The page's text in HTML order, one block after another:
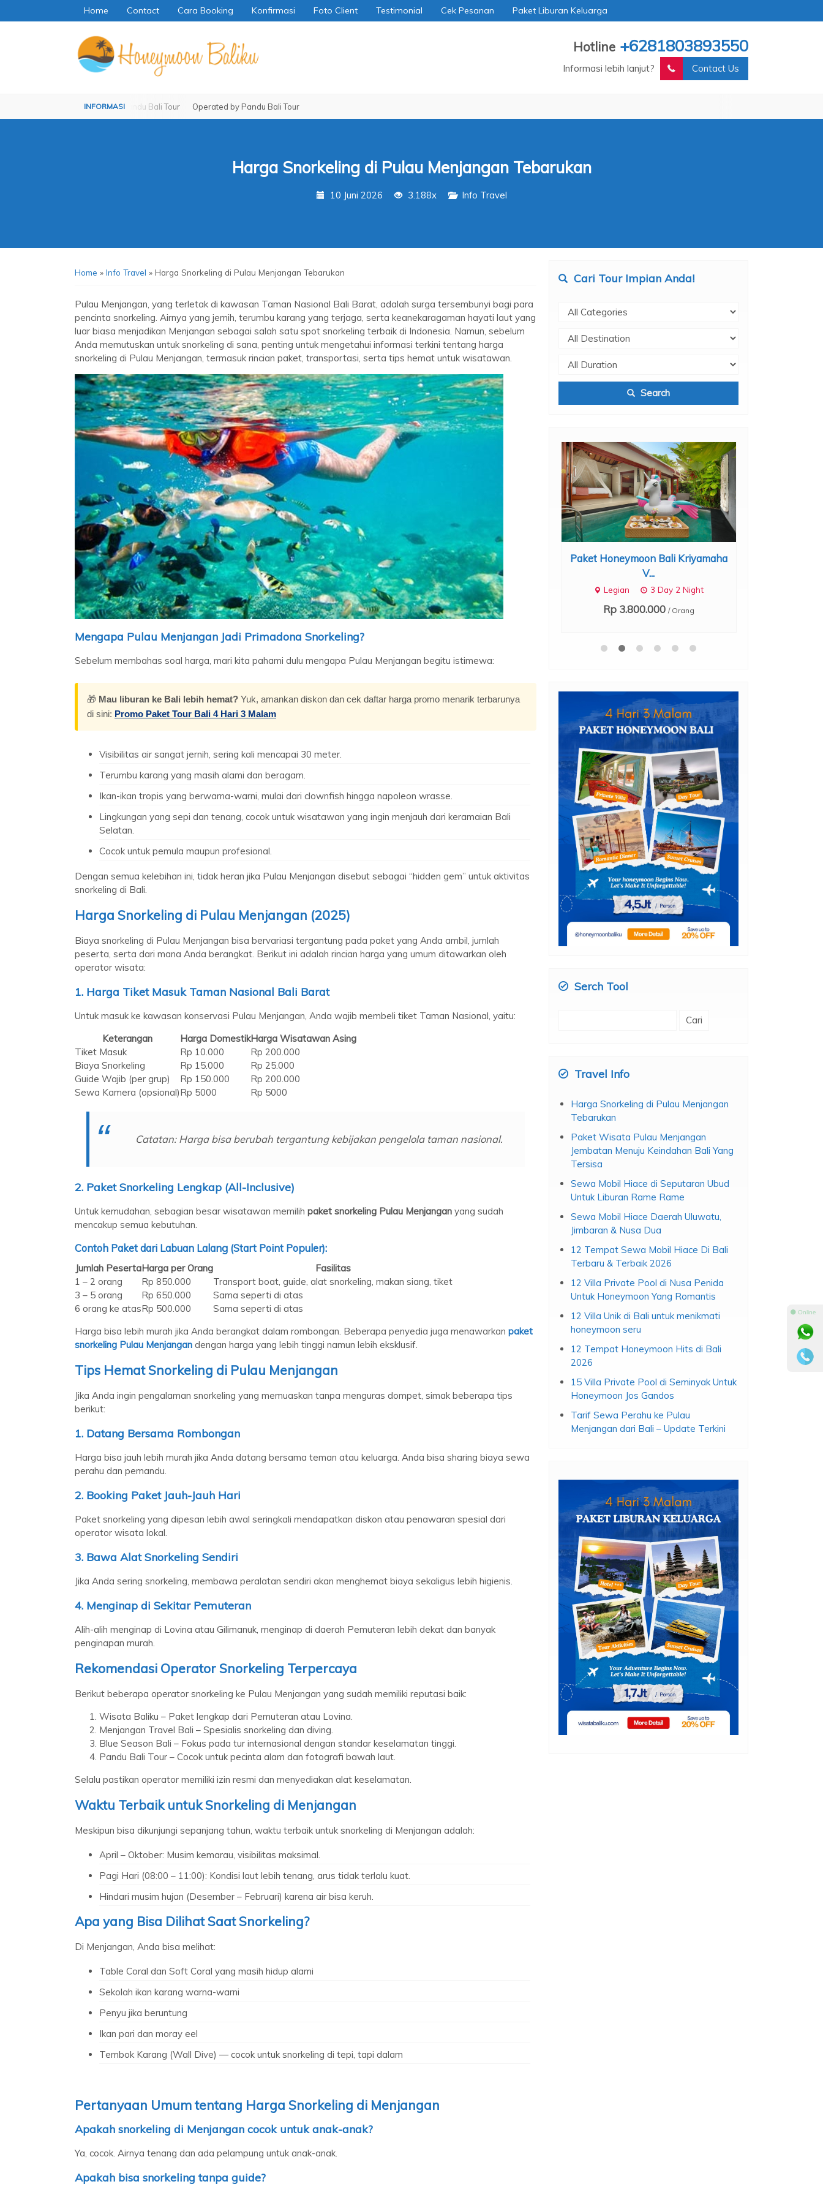
Home Contact Cara Booking Konfirmasi Foto Client Testimonial Cek Pesanan Paket Liburan Keluarga
Hotline +6281803893550
Informasi lebih lanjut? Contact Us
Operated by Pandu Bali Tour Operated by Pandu Bali Tour
Harga Snorkeling di Pulau Menjangan Tebarukan
10 Juni 2026 3.188x Info Travel
Home » Info Travel » Harga Snorkeling di Pulau Menjangan Tebarukan
Pulau Menjangan, yang terletak di kawasan Taman Nasional Bali Barat, adalah surga tersembunyi bagi para
pencinta snorkeling. Airnya yang jernih, terumbu karang yang terjaga, serta keanekaragaman hayati laut yang
luar biasa menjadikan Menjangan sebagai salah satu spot snorkeling terbaik di Indonesia. Namun, sebelum
Anda memutuskan untuk snorkeling di sana, penting untuk mengetahui informasi terkini tentang harga
snorkeling di Pulau Menjangan, termasuk rincian paket, transportasi, serta tips hemat untuk wisatawan.
Mengapa Pulau Menjangan Jadi Primadona Snorkeling?
Sebelum membahas soal harga, mari kita pahami dulu mengapa Pulau Menjangan begitu istimewa:
🎁 Mau liburan ke Bali lebih hemat? Yuk, amankan diskon dan cek daftar harga promo menarik terbarunya
di sini: Promo Paket Tour Bali 4 Hari 3 Malam
Visibilitas air sangat jernih, sering kali mencapai 30 meter.
Terumbu karang yang masih alami dan beragam.
Ikan-ikan tropis yang berwarna-warni, mulai dari clownfish hingga napoleon wrasse.
Lingkungan yang sepi dan tenang, cocok untuk wisatawan yang ingin menjauh dari keramaian Bali
Selatan.
Cocok untuk pemula maupun profesional.
Dengan semua kelebihan ini, tidak heran jika Pulau Menjangan disebut sebagai “hidden gem” untuk aktivitas
snorkeling di Bali.
Harga Snorkeling di Pulau Menjangan (2025)
Biaya snorkeling di Pulau Menjangan bisa bervariasi tergantung pada paket yang Anda ambil, jumlah
peserta, serta dari mana Anda berangkat. Berikut ini adalah rincian harga yang umum ditawarkan oleh
operator wisata:
1. Harga Tiket Masuk Taman Nasional Bali Barat
Untuk masuk ke kawasan konservasi Pulau Menjangan, Anda wajib membeli tiket Taman Nasional, yaitu:
Keterangan
Harga DomestikHarga Wisatawan Asing
Tiket Masuk
Rp 10.000
Rp 200.000
Biaya Snorkeling
Rp 15.000
Rp 25.000
Guide Wajib (per grup)
Rp 150.000
Rp 200.000
Sewa Kamera (opsional)Rp 5000 Rp 5000
Catatan: Harga bisa berubah tergantung kebijakan pengelola taman nasional.
2. Paket Snorkeling Lengkap (All-Inclusive)
Untuk kemudahan, sebagian besar wisatawan memilih paket snorkeling Pulau Menjangan yang sudah
mencakup semua kebutuhan.
Contoh Paket dari Labuan Lalang (Start Point Populer):
Jumlah PesertaHarga per Orang
Fasilitas
1 – 2 orang
Rp 850.000
Transport boat, guide, alat snorkeling, makan siang, tiket
3 – 5 orang
Rp 650.000
Sama seperti di atas
6 orang ke atasRp 500.000
Sama seperti di atas
Harga bisa lebih murah jika Anda berangkat dalam rombongan. Beberapa penyedia juga menawarkan paket
snorkeling Pulau Menjangan dengan harga yang lebih tinggi namun lebih eksklusif.
Tips Hemat Snorkeling di Pulau Menjangan
Jika Anda ingin pengalaman snorkeling yang memuaskan tanpa menguras dompet, simak beberapa tips
berikut:
1. Datang Bersama Rombongan
Harga bisa jauh lebih murah jika Anda datang bersama teman atau keluarga. Anda bisa sharing biaya sewa
perahu dan pemandu.
2. Booking Paket Jauh-Jauh Hari
Paket snorkeling yang dipesan lebih awal seringkali mendapatkan diskon atau penawaran spesial dari
operator wisata lokal.
3. Bawa Alat Snorkeling Sendiri
Jika Anda sering snorkeling, membawa peralatan sendiri akan menghemat biaya sekaligus lebih higienis.
4. Menginap di Sekitar Pemuteran
Alih-alih menginap di Lovina atau Gilimanuk, menginap di daerah Pemuteran lebih dekat dan banyak
penginapan murah.
Rekomendasi Operator Snorkeling Terpercaya
Berikut beberapa operator snorkeling ke Pulau Menjangan yang sudah memiliki reputasi baik:
Wisata Baliku – Paket lengkap dari Pemuteran atau Lovina.
Menjangan Travel Bali – Spesialis snorkeling dan diving.
Blue Season Bali – Fokus pada tur internasional dengan standar keselamatan tinggi.
Pandu Bali Tour – Cocok untuk pecinta alam dan fotografi bawah laut.
Selalu pastikan operator memiliki izin resmi dan menyediakan alat keselamatan.
Waktu Terbaik untuk Snorkeling di Menjangan
Meskipun bisa dikunjungi sepanjang tahun, waktu terbaik untuk snorkeling di Menjangan adalah:
April – Oktober: Musim kemarau, visibilitas maksimal.
Pagi Hari (08:00 – 11:00): Kondisi laut lebih tenang, arus tidak terlalu kuat.
Hindari musim hujan (Desember – Februari) karena air bisa keruh.
Apa yang Bisa Dilihat Saat Snorkeling?
Di Menjangan, Anda bisa melihat:
Table Coral dan Soft Coral yang masih hidup alami
Sekolah ikan karang warna-warni
Penyu jika beruntung
Ikan pari dan moray eel
Tembok Karang (Wall Dive) — cocok untuk snorkeling di tepi, tapi dalam
Pertanyaan Umum tentang Harga Snorkeling di Menjangan
Apakah snorkeling di Menjangan cocok untuk anak-anak?
Ya, cocok. Airnya tenang dan ada pelampung untuk anak-anak.
Apakah bisa snorkeling tanpa guide?
Cari Tour Impian Anda!
Search
Paket Honeymoon Bali Private
Poo...
Seminyak 3 Day 2 Night
Rp 2.300.000 / Orang
Paket Honeymoon Bali Kriyamaha
V...
Legian 3 Day 2 Night
Rp 3.800.000 / Orang
Serch Tool
Travel Info
Harga Snorkeling di Pulau Menjangan
Tebarukan
Paket Wisata Pulau Menjangan
Jembatan Menuju Keindahan Bali Yang
Tersisa
Sewa Mobil Hiace di Seputaran Ubud
Untuk Liburan Rame Rame
Sewa Mobil Hiace Daerah Uluwatu,
Jimbaran & Nusa Dua
12 Tempat Sewa Mobil Hiace Di Bali
Terbaru & Terbaik 2026
12 Villa Private Pool di Nusa Penida
Untuk Honeymoon Yang Romantis
12 Villa Unik di Bali untuk menikmati
honeymoon seru
12 Tempat Honeymoon Hits di Bali
2026
15 Villa Private Pool di Seminyak Untuk
Honeymoon Jos Gandos
Tarif Sewa Perahu ke Pulau
Menjangan dari Bali – Update Terkini
⚫ Online